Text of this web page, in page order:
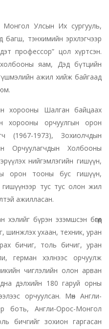
Улсын Их сургууль,
багш, тэнхимийн эрхлэгчээр
профессор” цол хүртсэн.
яам, Дэд бүтцийн
түшмэлийн ажил хийж байгаад
хорооны Шалган байцаах
хорооны орчуулгын орон
(1967-1973), Зохиолчдын
Орчуулагчдын Холбооны
нийгэмлэгийн гишүүн,
орон тооны бус гишүүн,
тус тус олон жил
ажилласан.
бүрэн эзэмшсэн бөгөөд
шинжлэх ухаан, техник, уран
бичиг, толь бичиг, уран
герман хэлнээс орчуулж
чиглэлийн олон арван
дэлхийн 180 гаруй орны
орчуулсан. Мөн Англи-
боть, Англи-Орос-Монгол
бичгийг зохион гаргасан